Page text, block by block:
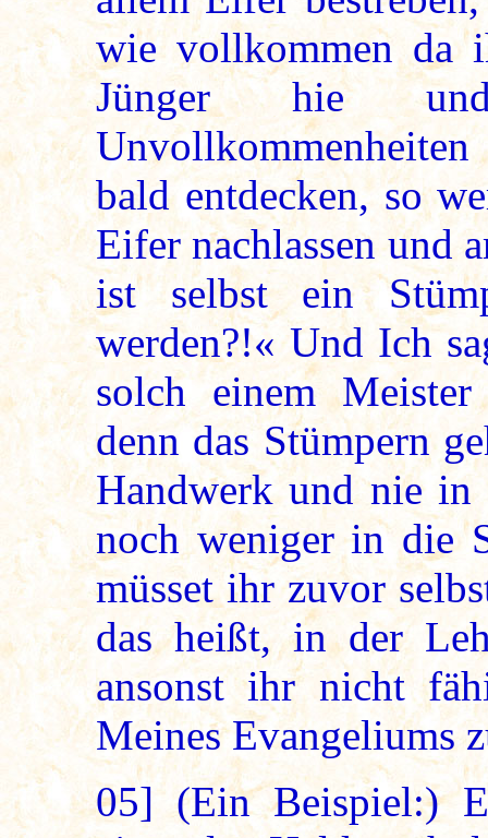
wie vollkommen da
Jünger hie
bald entdecken, so
Eifer nachlassen und
ist selbst ein
werden?!« Und Ich
solch einem
denn das Stümpern
Handwerk und nie in
noch weniger in die
müsset ihr zuvor
das heißt, in der
ansonst ihr nicht
Meines Evangeliums
05](Ein Beispiel:)